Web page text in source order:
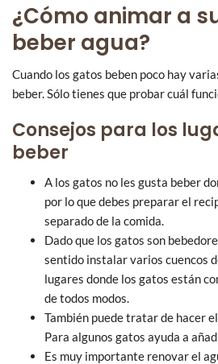
¿Cómo animar a
beber agua?
Cuando los gatos beben poco hay
beber. Sólo tienes que probar cuál
Consejos para los
beber
A los gatos no les gusta beber
por lo que debes preparar el
separado de la comida.
Dado que los gatos son
sentido instalar varios cuencos
lugares donde los gatos están
de todos modos.
También puede tratar de hacer
Para algunos gatos ayuda a
Es muy importante renovar el